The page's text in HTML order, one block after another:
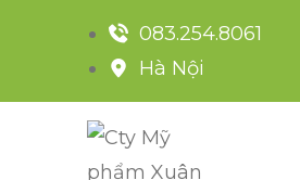
083.254.8061
Hà Nội